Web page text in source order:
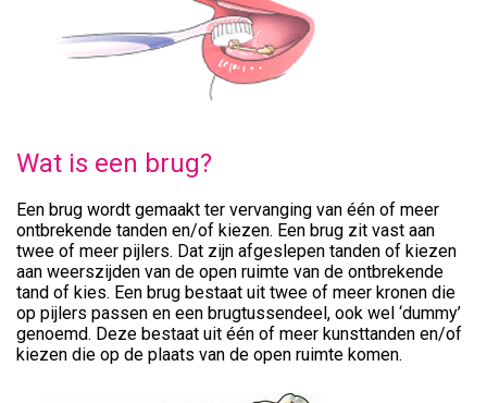
Wat is een brug?
Een brug wordt gemaakt ter vervanging van één of meer
ontbrekende tanden en/of kiezen. Een brug zit vast aan
twee of meer pijlers. Dat zijn afgeslepen tanden of kiezen
aan weerszijden van de open ruimte van de ontbrekende
tand of kies. Een brug bestaat uit twee of meer kronen die
op pijlers passen en een brugtussendeel, ook wel ‘dummy’
genoemd. Deze bestaat uit één of meer kunsttanden en/of
kiezen die op de plaats van de open ruimte komen.